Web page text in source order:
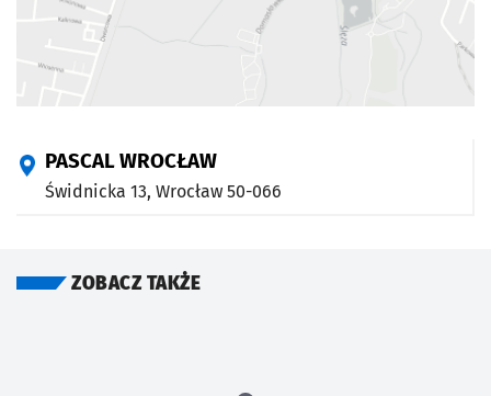
PASCAL WROCŁAW
Świdnicka 13, Wrocław 50-066
ZOBACZ TAKŻE